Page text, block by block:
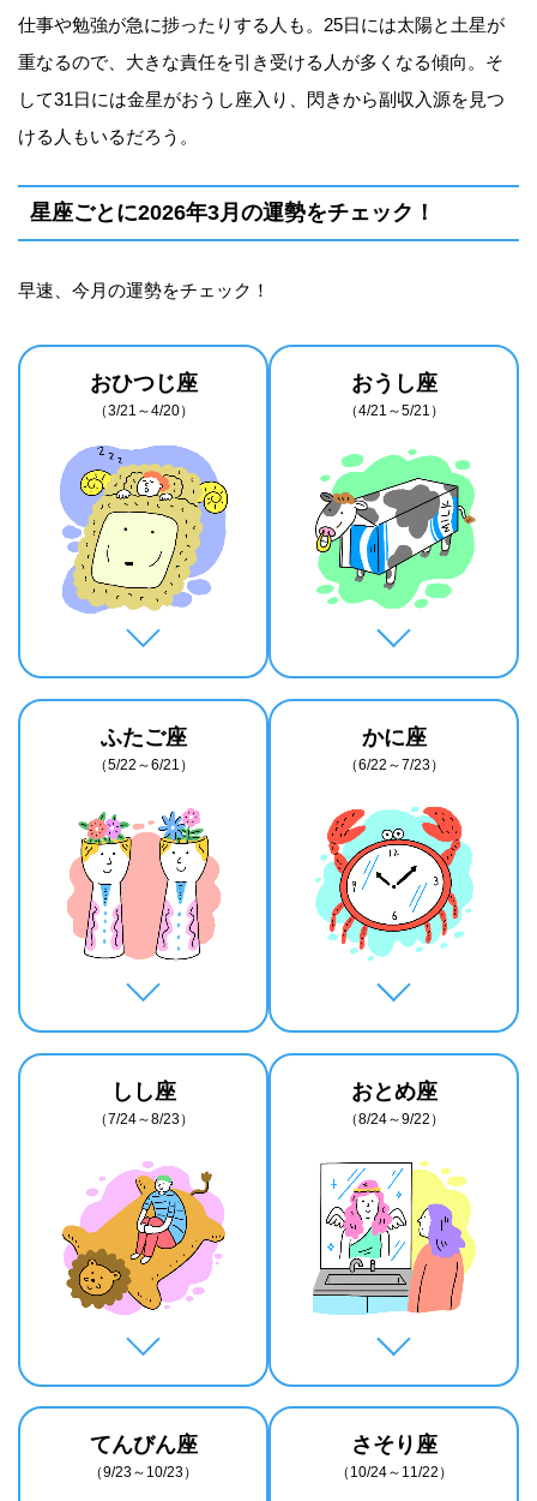
仕事や勉強が急に捗ったりする人も。25日には太陽と土星が
重なるので、大きな責任を引き受ける人が多くなる傾向。そ
して31日には金星がおうし座入り、閃きから副収入源を見つ
ける人もいるだろう。
星座ごとに2026年3月の運勢をチェック！
早速、今月の運勢をチェック！
おひつじ座
（3/21～4/20）
おうし座
（4/21～5/21）
ふたご座
（5/22～6/21）
かに座
（6/22～7/23）
しし座
（7/24～8/23）
おとめ座
（8/24～9/22）
てんびん座
（9/23～10/23）
さそり座
（10/24～11/22）